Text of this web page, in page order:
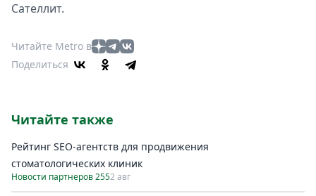
Сателлит.
Читайте Metro в
Поделиться
Читайте также
Рейтинг SEO-агентств для продвижения
стоматологических клиник
Новости партнеров 2552 авг